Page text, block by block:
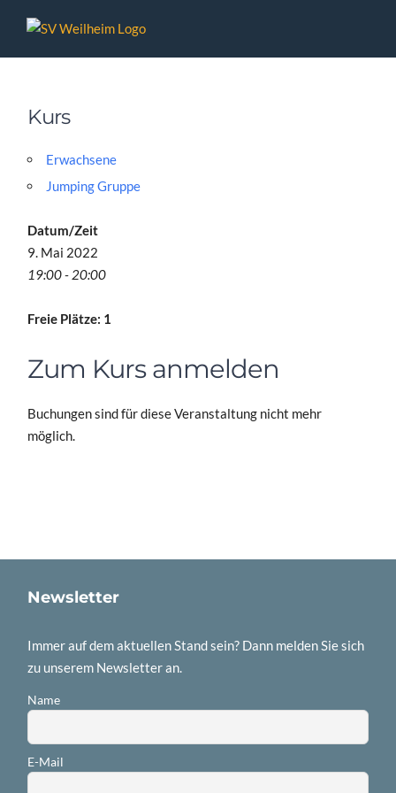
Inhalt
springen
Kurs
Erwachsene
Jumping Gruppe
Datum/Zeit
9. Mai 2022
19:00 - 20:00
Freie Plätze: 1
Zum Kurs anmelden
Buchungen sind für diese Veranstaltung nicht mehr
möglich.
Newsletter
Immer auf dem aktuellen Stand sein? Dann melden Sie sich
zu unserem Newsletter an.
Name
E-Mail